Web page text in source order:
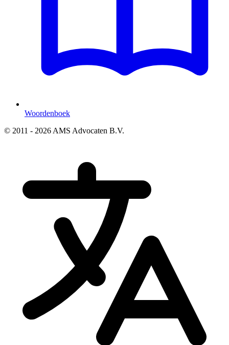
Woordenboek
© 2011 - 2026 AMS Advocaten B.V.